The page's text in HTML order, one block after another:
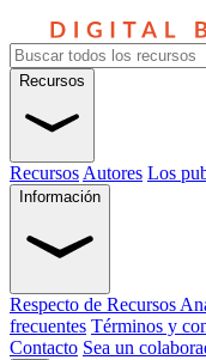
Recursos
Recursos Autores Los
Información
Respecto de Recursos
frecuentes Términos y
Contacto Sea un